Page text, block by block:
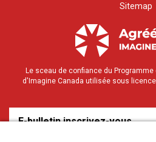
Sitemap
Le sceau de confiance du
d'Imagine Canada utilisée sous
E-bulletin inscrivez-vous